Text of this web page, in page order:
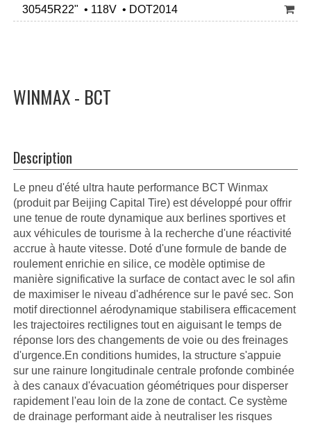
30545R22" • 118V • DOT2014
WINMAX - BCT
Description
Le pneu d'été ultra haute performance BCT Winmax
(produit par Beijing Capital Tire) est développé pour offrir
une tenue de route dynamique aux berlines sportives et
aux véhicules de tourisme à la recherche d'une réactivité
accrue à haute vitesse. Doté d'une formule de bande de
roulement enrichie en silice, ce modèle optimise de
manière significative la surface de contact avec le sol afin
de maximiser le niveau d'adhérence sur le pavé sec. Son
motif directionnel aérodynamique stabilisera efficacement
les trajectoires rectilignes tout en aiguisant le temps de
réponse lors des changements de voie ou des freinages
d'urgence.En conditions humides, la structure s'appuie
sur une rainure longitudinale centrale profonde combinée
à des canaux d'évacuation géométriques pour disperser
rapidement l'eau loin de la zone de contact. Ce système
de drainage performant aide à neutraliser les risques